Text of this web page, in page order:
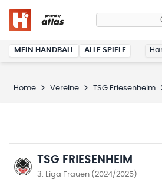
MEIN HANDBALL ALLE SPIELE
Home Vereine TSG Friesenheim
TSG FRIESENHEIM
3. Liga Frauen (2024/2025)